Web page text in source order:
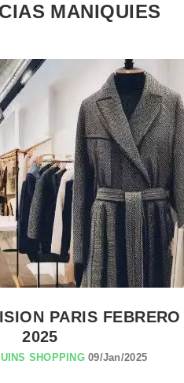
PRODUCTO MANIQUIES
MANIQUIES
PARIS FEBRERO
2025
SHOPPING09/Jan/2025